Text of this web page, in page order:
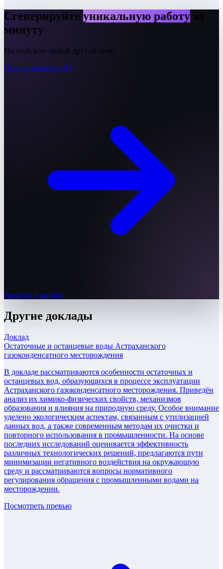
Сгенерируйте уникальную работу
минуту
По этой или любой другой теме.
Сгенерировать с AI
Заказать у автора
Другие доклады
Доклад
Остаточные и останцевые воды Астраханского
газоконденсатного месторождения
В докладе рассматриваются особенности остаточных и
останцевых вод, образующихся в процессе эксплуатации
Астраханского газоконденсатного месторождения. Приведён
анализ их химико-физических свойств, механизмов
образования и влияния на природную среду. Особое внимание
уделено экологическим аспектам, связанным с утилизацией
данных вод, а также современным методам их очистки и
повторного использования в промышленности. На основе
последних исследований оценивается эффективность
различных технологических решений, предлагаются пути
минимизации негативного воздействия на окружающую
среду и рассматриваются вопросы нормативного
регулирования обращения с промышленными водами на
месторождении.
Посмотреть превью